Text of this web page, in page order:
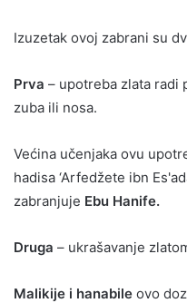
Izuzetak ovoj zabrani su
Prva – upotreba zlata radi
zuba ili nosa.
Većina učenjaka ovu
hadisa ‘Arfedžete ibn
zabranjuje Ebu Hanife.
Druga – ukrašavanje
Malikije i hanabile ovo